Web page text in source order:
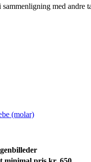
med andre
(molar)